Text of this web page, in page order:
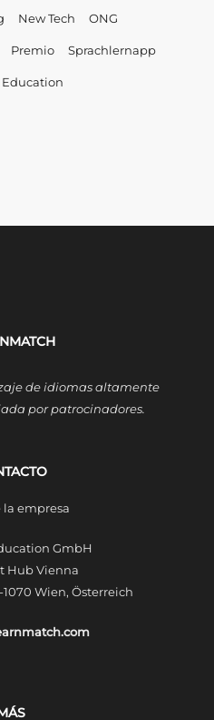
New Tech ONG
Premio Sprachlernapp
Education
de idiomas altamente
por patrocinadores.
la empresa
GmbH
Hub Vienna
Wien, Österreich